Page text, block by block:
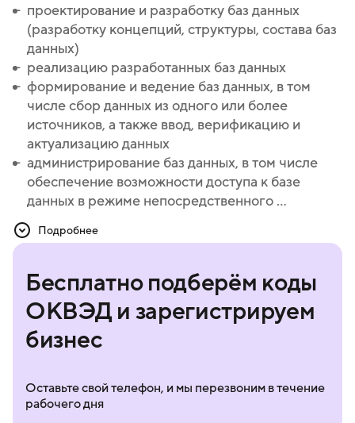
проектирование и разработку баз данных
(разработку концепций, структуры, состава баз
данных)
реализацию разработанных баз данных
формирование и ведение баз данных, в том
числе сбор данных из одного или более
источников, а также ввод, верификацию и
актуализацию данных
администрирование баз данных, в том числе
обеспечение возможности доступа к базе
данных в режиме непосредственного ...
проектирование и разработку баз данных
(разработку концепций, структуры, состава баз
данных)
реализацию разработанных баз данных
формирование и ведение баз данных, в том
числе сбор данных из одного или более
источников, а также ввод, верификацию и
актуализацию данных
администрирование баз данных, в том числе
обеспечение возможности доступа к базе
данных в режиме непосредственного или
телекоммуникационного доступа
поиск данных, их отбор и сортировку по
пользователям, в том числе в режиме
непосредственного доступа
создание информационных ресурсов
различных уровней (федеральных,
ведомственных, корпоративных, ресурсов
разработку, адаптацию, модификацию баз
данных, установку, тестирование и
Подробнее
Бесплатно подберём коды
ОКВЭД и зарегистрируем
бизнес
Оставьте свой телефон, и мы перезвоним в течение
рабочего дня